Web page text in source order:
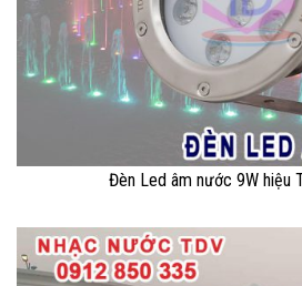
Đèn Led âm nước 9W hiệu